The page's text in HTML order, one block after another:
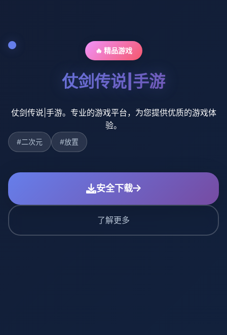
🔥 精品游戏
仗剑传说|手游
仗剑传说|手游。专业的游戏平台，为您提供优质的游戏体
验。
#二次元 #放置
安全下载
了解更多